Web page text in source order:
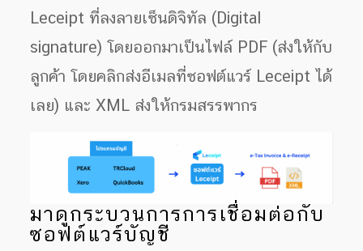
Leceipt ที่ลงลายเซ็นดิจิทัล (Digital
signature) โดยออกมาเป็นไฟล์ PDF (ส่งให้กับ
ลูกค้า โดยคลิกส่งอีเมลที่ซอฟต์แวร์ Leceipt ได้
เลย) และ XML ส่งให้กรมสรรพากร
มาดูกระบวนการการเชื่อมต่อกับ
ซอฟต์แวร์บัญชี